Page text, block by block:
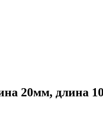
20мм, длина